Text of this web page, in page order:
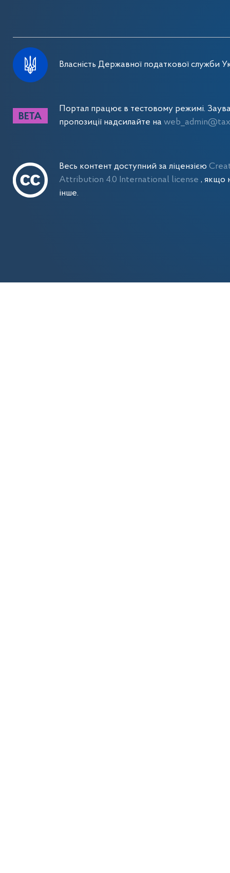
Власність Державної податкової служби
Портал працює в тестовому режимі.
пропозиції надсилайте на
Весь контент доступний за ліцензією
Attribution 4.0 International license , якщо
інше.